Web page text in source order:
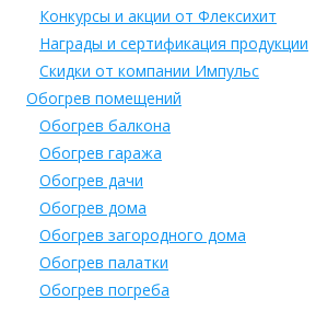
Конкурсы и акции от Флексихит
Награды и сертификация продукции
Скидки от компании Импульс
Обогрев помещений
Обогрев балкона
Обогрев гаража
Обогрев дачи
Обогрев дома
Обогрев загородного дома
Обогрев палатки
Обогрев погреба